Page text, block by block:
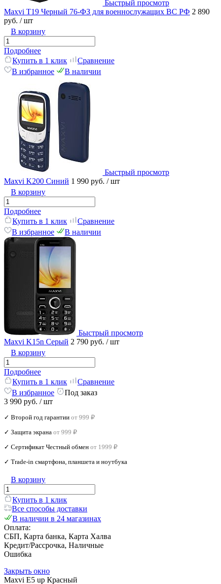
Быстрый просмотр
Maxvi T19 Черный 76-ФЗ для военнослужащих ВС РФ 2 890
руб. / шт
В корзину
Подробнее
Купить в 1 клик
Сравнение
В избранное
В наличии
Быстрый просмотр
Maxvi K200 Синий 1 990 руб. / шт
В корзину
Подробнее
Купить в 1 клик
Сравнение
В избранное
В наличии
Быстрый просмотр
Maxvi K15n Серый 2 790 руб. / шт
В корзину
Подробнее
Купить в 1 клик
Сравнение
В избранное
Под заказ
3 990 руб. / шт
✓ Второй год гарантии от 999 ₽
✓ Защита экрана от 999 ₽
✓ Сертификат Честный обмен от 1999 ₽
✓ Trade‑in смартфона, планшета и ноутбука
В корзину
Купить в 1 клик
Все способы доставки
В наличии в 24 магазинах
Оплата:
СБП, Карта банка, Карта Халва
Кредит/Рассрочка, Наличные
Ошибка
Закрыть окно
Maxvi E5 up Красный